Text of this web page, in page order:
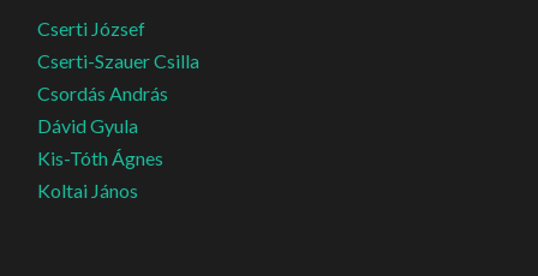
Cserti József
Cserti-Szauer Csilla
Csordás András
Dávid Gyula
Kis-Tóth Ágnes
Koltai János